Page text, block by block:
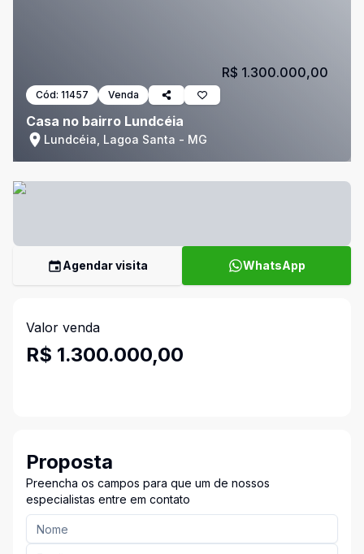
Cód: 11457 Venda
Casa no bairro Lundcéia
Lundcéia, Lagoa Santa - MG
R$ 1.300.000,00
Agendar visita WhatsApp
Valor venda
R$ 1.300.000,00
Proposta
Preencha os campos para que um de nossos
especialistas entre em contato